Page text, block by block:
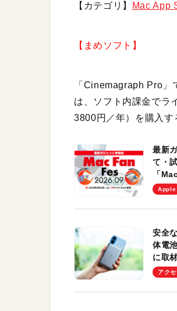
【カテゴリ】
Mac App
【まめソフト】
「Cinemagraph Pro
は、ソフト内課金でラ
3800円／年）を購入す
最新
て・
「
を、9
Apple
安全
体電
に取
Pro」
アクセ